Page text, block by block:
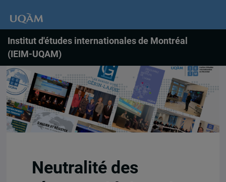
Institut d'études internationales de Montréal
(IEIM-UQAM)
Neutralité des